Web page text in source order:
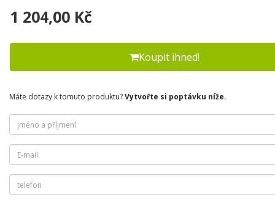
1 204,00 Kč
Koupit ihned!
Máte dotazy k tomuto produktu?Vytvořte si poptávku níže.